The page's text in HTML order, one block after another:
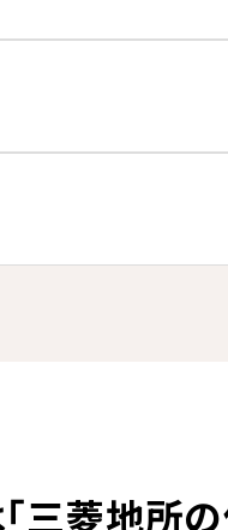
三菱地所